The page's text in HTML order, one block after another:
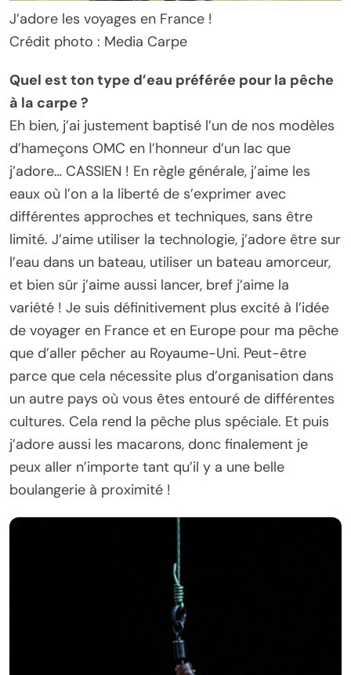
J’adore les voyages en France !
Crédit photo : Media Carpe
Quel est ton type d’eau préférée pour la pêche
à la carpe ?
Eh bien, j’ai justement baptisé l’un de nos modèles
d’hameçons OMC en l’honneur d’un lac que
j’adore… CASSIEN ! En règle générale, j’aime les
eaux où l’on a la liberté de s’exprimer avec
différentes approches et techniques, sans être
limité. J’aime utiliser la technologie, j’adore être sur
l’eau dans un bateau, utiliser un bateau amorceur,
et bien sûr j’aime aussi lancer, bref j’aime la
variété ! Je suis définitivement plus excité à l’idée
de voyager en France et en Europe pour ma pêche
que d’aller pêcher au Royaume-Uni. Peut-être
parce que cela nécessite plus d’organisation dans
un autre pays où vous êtes entouré de différentes
cultures. Cela rend la pêche plus spéciale. Et puis
j’adore aussi les macarons, donc finalement je
peux aller n’importe tant qu’il y a une belle
boulangerie à proximité !